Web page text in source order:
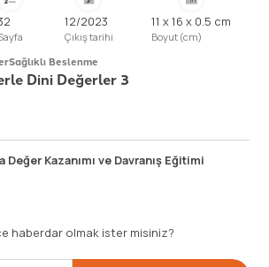
12/2023
Çıkış tarihi
11 x 16 x 0.5 cm
Boyut (cm)
Sağlıklı Beslenme
Dini Değerler 3
Değer Kazanımı ve Davranış Eğitimi
haberdar olmak ister misiniz?